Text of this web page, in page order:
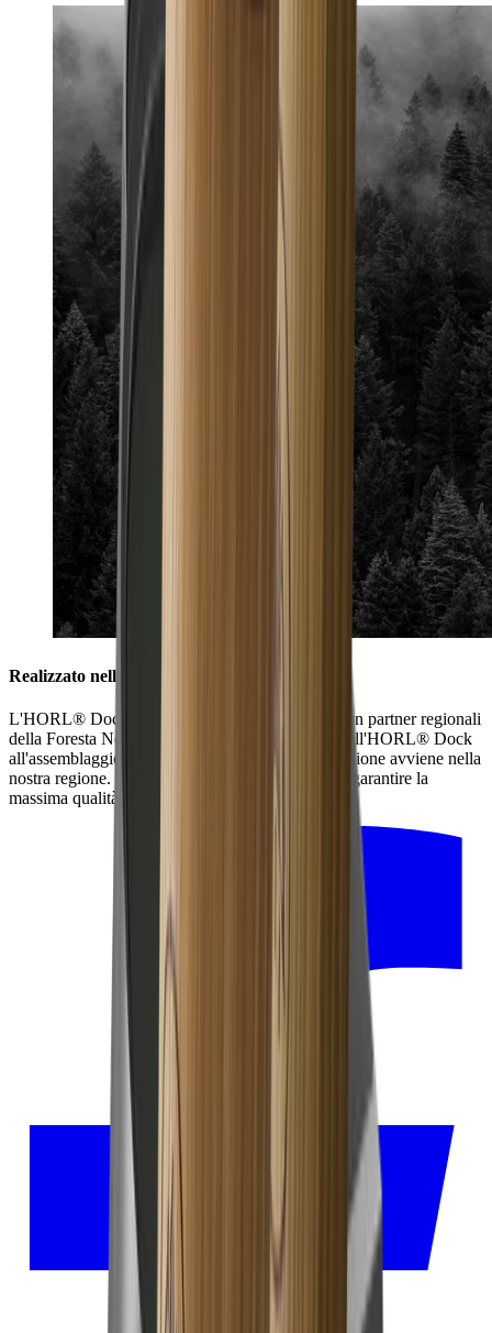
Realizzato nella Foresta Nera
L'HORL® Dock è realizzato in collaborazione con partner regionali
della Foresta Nera. Dalla costruzione del corpo dell'HORL® Dock
all'assemblaggio dei supporti in silicone, la produzione avviene nella
nostra regione. In questo modo siamo in grado di garantire la
massima qualità.